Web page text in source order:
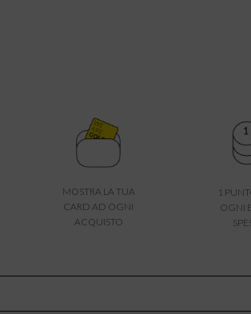
MOSTRA LA TUA
CARD AD OGNI
ACQUISTO
1
OGNI